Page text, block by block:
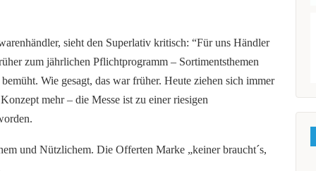
sieht den Superlativ kritisch: “Für uns Händler
zum jährlichen Pflichtprogramm – Sortimentsthemen
Wie gesagt, das war früher. Heute ziehen sich immer
mehr – die Messe ist zu einer riesigen
und Nützlichem. Die Offerten Marke „keiner braucht´s,